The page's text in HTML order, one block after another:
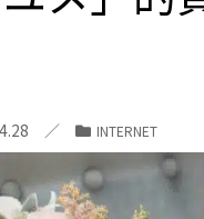
INTERNET